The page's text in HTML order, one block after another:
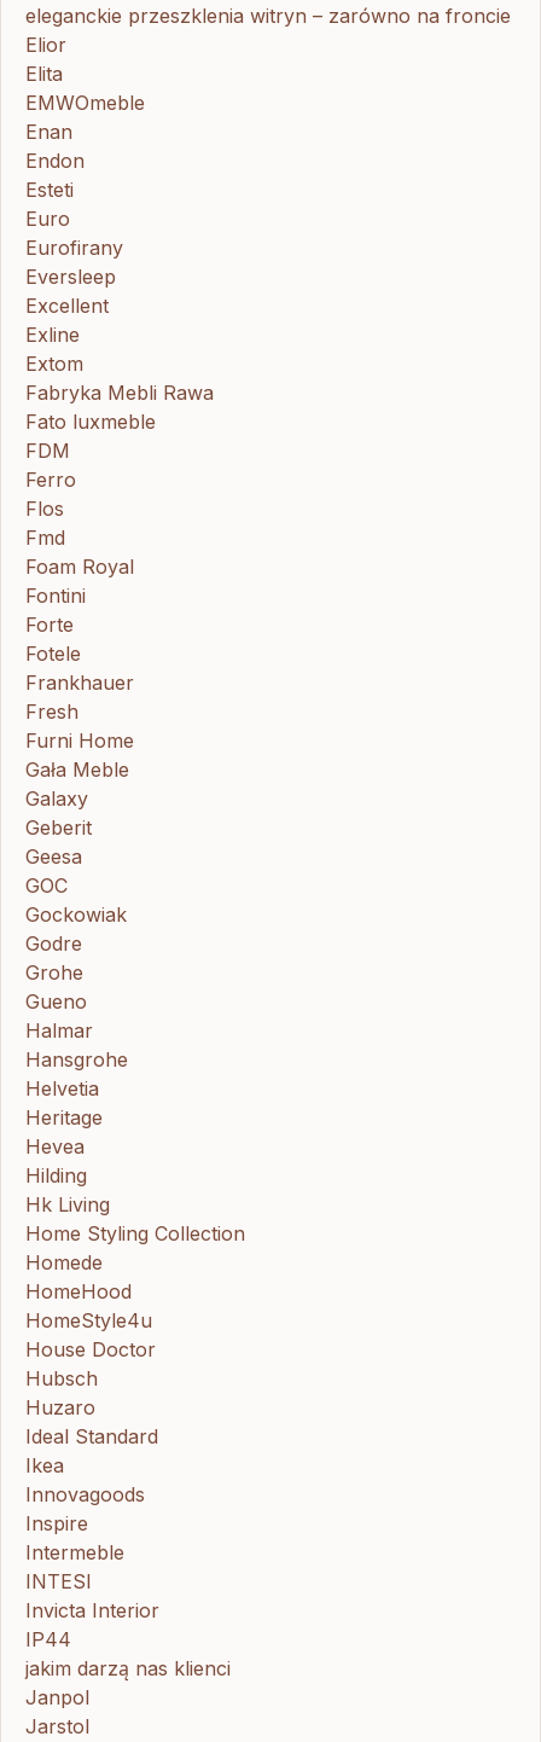
eleganckie przeszklenia witryn – zarówno na froncie
Elior
Elita
EMWOmeble
Enan
Endon
Esteti
Euro
Eurofirany
Eversleep
Excellent
Exline
Extom
Fabryka Mebli Rawa
Fato luxmeble
FDM
Ferro
Flos
Fmd
Foam Royal
Fontini
Forte
Fotele
Frankhauer
Fresh
Furni Home
Gała Meble
Galaxy
Geberit
Geesa
GOC
Gockowiak
Godre
Grohe
Gueno
Halmar
Hansgrohe
Helvetia
Heritage
Hevea
Hilding
Hk Living
Home Styling Collection
Homede
HomeHood
HomeStyle4u
House Doctor
Hubsch
Huzaro
Ideal Standard
Ikea
Innovagoods
Inspire
Intermeble
INTESI
Invicta Interior
IP44
jakim darzą nas klienci
Janpol
Jarstol